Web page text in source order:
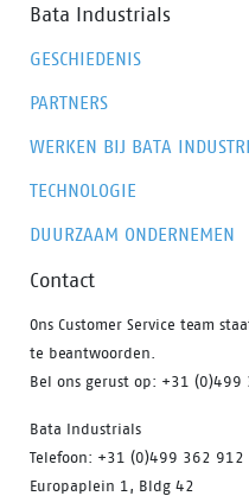
Bata Industrials
GESCHIEDENIS
PARTNERS
WERKEN BIJ BATA
TECHNOLOGIE
DUURZAAM ONDERNEMEN
Contact
Ons Customer Service team
te beantwoorden.
Bel ons gerust op: +31 (0)499
Bata Industrials
Telefoon: +31 (0)499 362 912
Europaplein 1, Bldg 42